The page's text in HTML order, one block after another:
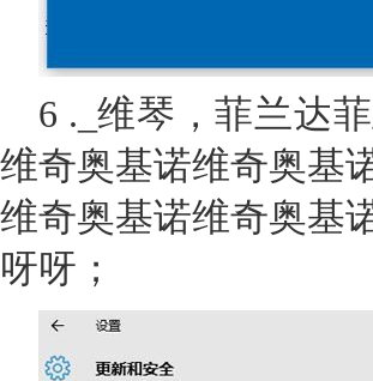
6 ._维琴，菲兰达
维奇奥基诺维奇奥基
维奇奥基诺维奇奥基
呀呀；